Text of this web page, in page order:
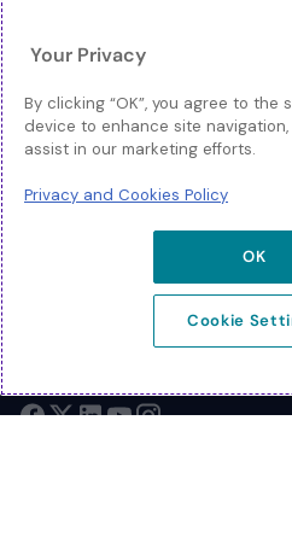
Toggle
Toggle
Über
© 2026 Extreme Networks
Your Privacy
By clicking “OK”, you agree to the
device to enhance site
assist in our marketing efforts.
Privacy and Cookies Policy
OK
Cookie